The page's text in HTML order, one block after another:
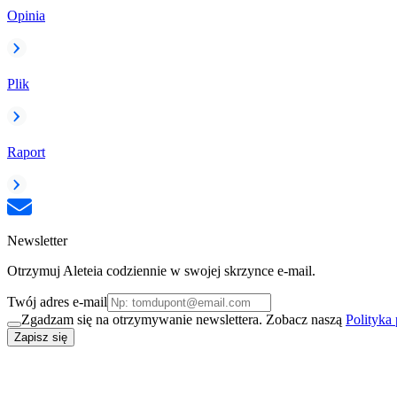
Opinia
Plik
Raport
Newsletter
Otrzymuj Aleteia codziennie w swojej skrzynce e-mail.
Twój adres e-mail
Zgadzam się na otrzymywanie newslettera. Zobacz naszą Polityka
Zapisz się